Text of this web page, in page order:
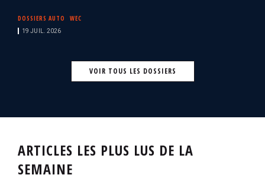
DOSSIERS AUTO WEC
19 JUIL. 2026
VOIR TOUS LES DOSSIERS
ARTICLES LES PLUS LUS DE LA
SEMAINE